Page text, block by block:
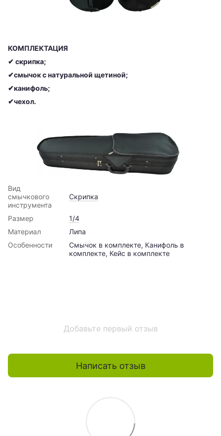
КОМПЛЕКТАЦИЯ
✔ скрипка;
✔смычок с натуральной щетиной;
✔канифоль;
✔чехол.
Вид
смычкового
инструмента
Скрипка
Размер
1/4
Материал
Липа
Особенности
Смычок в комплекте, Канифоль в
комплекте, Кейс в комплекте
Добавьте первый отзыв
Написать отзыв